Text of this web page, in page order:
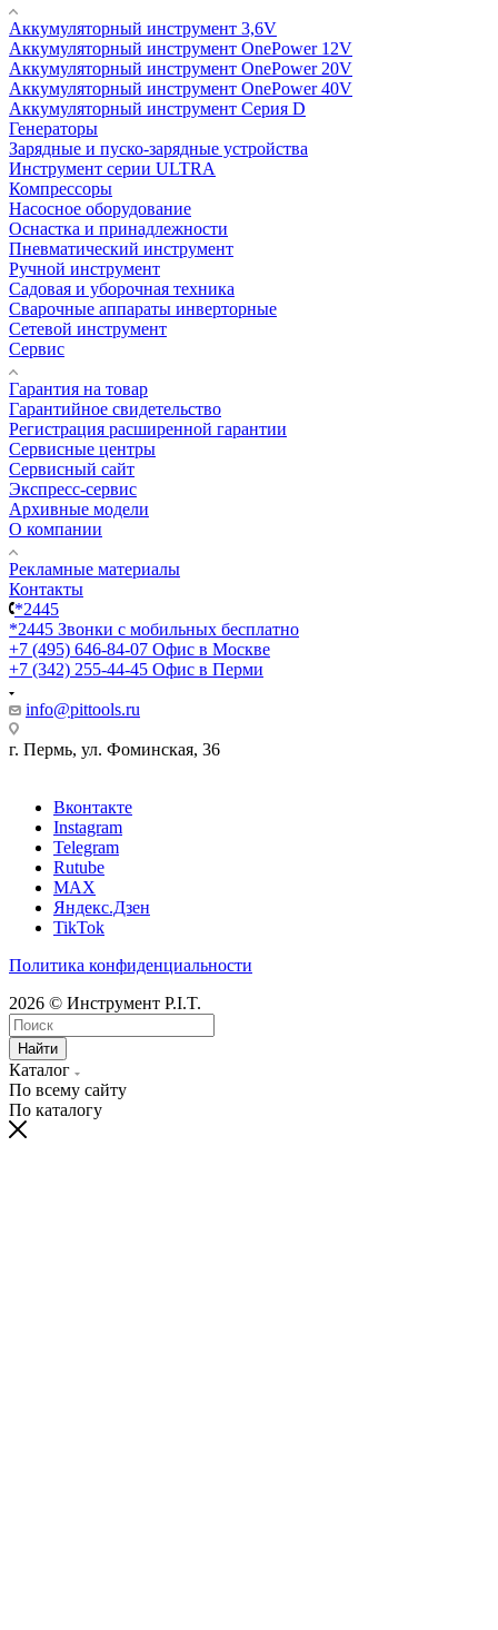
Аккумуляторный инструмент 3,6V
Аккумуляторный инструмент OnePower 12V
Аккумуляторный инструмент OnePower 20V
Аккумуляторный инструмент OnePower 40V
Аккумуляторный инструмент Серия D
Генераторы
Зарядные и пуско-зарядные устройства
Инструмент серии ULTRA
Компрессоры
Насосное оборудование
Оснастка и принадлежности
Пневматический инструмент
Ручной инструмент
Садовая и уборочная техника
Сварочные аппараты инверторные
Сетевой инструмент
Сервис
Гарантия на товар
Гарантийное свидетельство
Регистрация расширенной гарантии
Сервисные центры
Сервисный сайт
Экспресс-сервис
Архивные модели
О компании
Рекламные материалы
Контакты
*2445
*2445 Звонки с мобильных бесплатно
+7 (495) 646-84-07 Офис в Москве
+7 (342) 255-44-45 Офис в Перми
info@pittools.ru
г. Пермь, ул. Фоминская, 36
Вконтакте
Instagram
Telegram
Rutube
MAX
Яндекс.Дзен
TikTok
Политика конфиденциальности
2026 © Инструмент P.I.T.
Найти
Каталог
По всему сайту
По каталогу